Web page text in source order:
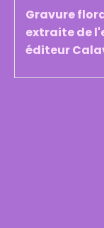
Gravure
extraite de
éditeur